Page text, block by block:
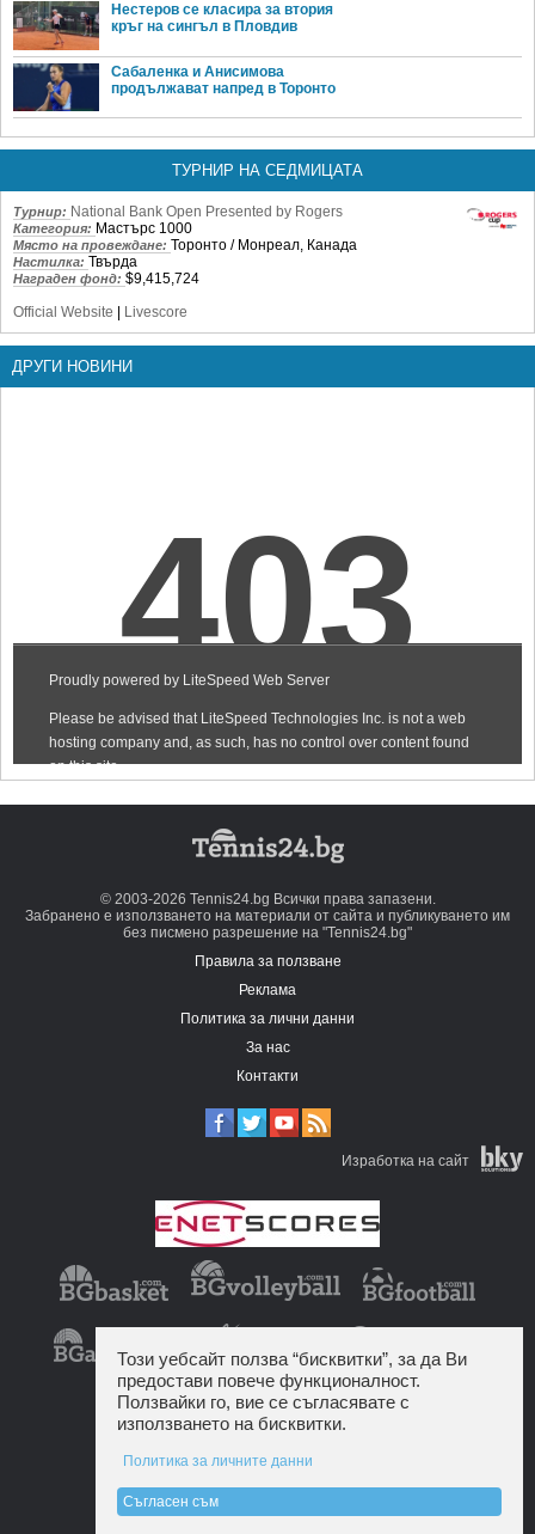
Нестеров се класира за втория
кръг на сингъл в Пловдив
Сабаленка и Анисимова
продължават напред в Торонто
ТУРНИР НА СЕДМИЦАТА
Турнир: National Bank Open Presented by Rogers
Категория: Мастърс 1000
Място на провеждане: Торонто / Монреал, Канада
Настилка: Твърда
Награден фонд: $9,415,724
Official Website
Livescore
ДРУГИ НОВИНИ
© 2003-2026 Tennis24.bg Всички права запазени.
Забранено е използването на материали от сайта и публикуването им
без писмено разрешение на "Tennis24.bg"
Правила за ползване
Реклама
Политика за лични данни
За нас
Контакти
Изработка на сайт
Този уебсайт ползва “бисквитки”, за да Ви
предостави повече функционалност.
Ползвайки го, вие се съгласявате с
използването на бисквитки.
Политика за личните данни
Съгласен съм